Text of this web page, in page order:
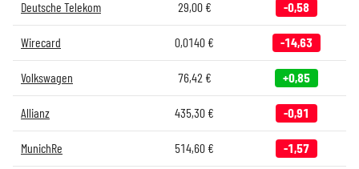
Deutsche Telekom 29,00€ -0,58
Wirecard 0,0140 € -14,63
Volkswagen 76,42 € +0,85
Allianz 435,30 € -0,91
MunichRe 514,60 € -1,57